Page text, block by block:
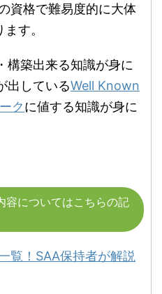
資格で難易度的に大体
す。
構築出来る知識が身に
出しているWell Known
クに値する知識が身に
容についてはこちらの記
覧！SAA保持者が解説